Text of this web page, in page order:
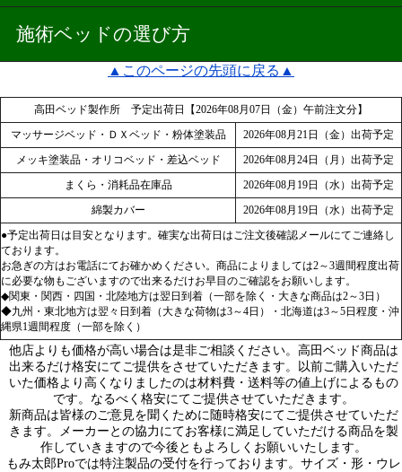
施術ベッドの選び方
▲このページの先頭に戻る▲
高田ベッド製作所 予定出荷日【2026年08月07日（金）午前注文分】
マッサージベッド・ＤＸベッド・粉体塗装品
2026年08月21日（金）出荷予定
メッキ塗装品・オリコベッド・差込ベッド
2026年08月24日（月）出荷予定
まくら・消耗品在庫品
2026年08月19日（水）出荷予定
綿製カバー
2026年08月19日（水）出荷予定
●予定出荷日は目安となります。確実な出荷日はご注文後確認メールにてご連絡し
ております。
お急ぎの方はお電話にてお確かめください。商品によりましては2～3週間程度出荷
に必要な物もございますので出来るだけお早目のご確認をお願いします。
◆関東・関西・四国・北陸地方は翌日到着（一部を除く・大きな商品は2～3日）
◆九州・東北地方は翌々日到着（大きな荷物は3～4日）・北海道は3～5日程度・沖
縄県1週間程度（一部を除く）
他店よりも価格が高い場合は是非ご相談ください。高田ベッド商品は
出来るだけ格安にてご提供をさせていただきます。以前ご購入いただ
いた価格より高くなりましたのは材料費・送料等の値上げによるもの
です。なるべく格安にてご提供させていただきます。
新商品は皆様のご意見を聞くために随時格安にてご提供させていただ
きます。メーカーとの協力にてお客様に満足していただける商品を製
作していきますので今後ともよろしくお願いいたします。
もみ太郎Proでは特注製品の受付を行っております。サイズ・形・ウレ